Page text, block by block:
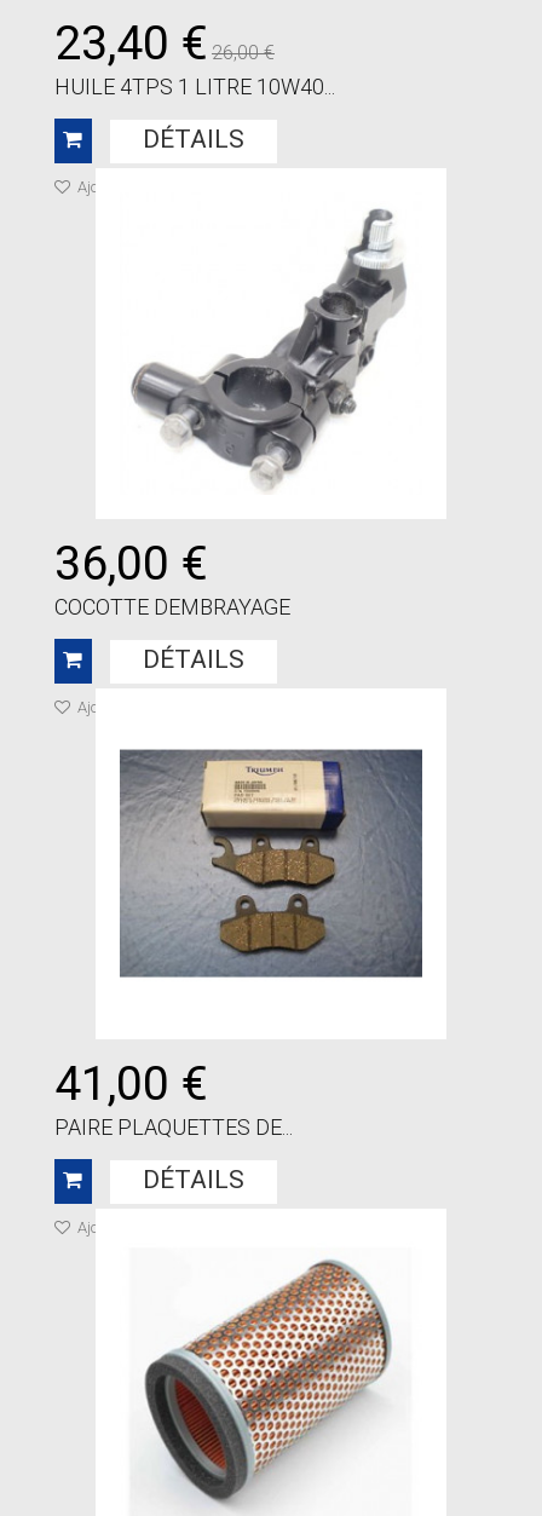
23,40 € 26,00 €
HUILE 4TPS 1 LITRE 10W40...
DÉTAILS
Ajouter à ma liste de cadeaux
36,00 €
COCOTTE DEMBRAYAGE
DÉTAILS
Ajouter à ma liste de cadeaux
41,00 €
PAIRE PLAQUETTES DE...
DÉTAILS
Ajouter à ma liste de cadeaux